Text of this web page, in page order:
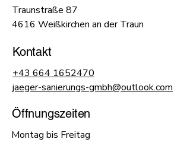
Traunstraße 87
4616 Weißkirchen an der Traun
Kontakt
+43 664 1652470
jaeger-sanierungs-gmbh@outlook.com
Öffnungszeiten
Montag bis Freitag